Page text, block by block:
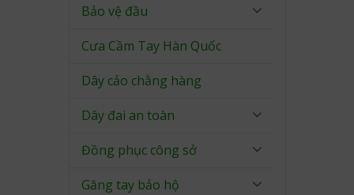
Bảo vệ đầu
Cưa Cầm Tay Hàn Quốc
Dây cảo chằng hàng
Dây đai an toàn
Đồng phục công sở
Găng tay bảo hộ